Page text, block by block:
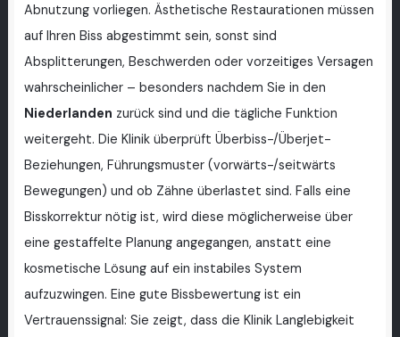
Abnutzung vorliegen. Ästhetische Restaurationen müssen
auf Ihren Biss abgestimmt sein, sonst sind
Absplitterungen, Beschwerden oder vorzeitiges Versagen
wahrscheinlicher – besonders nachdem Sie in den
Niederlanden zurück sind und die tägliche Funktion
weitergeht. Die Klinik überprüft Überbiss-/Überjet-
Beziehungen, Führungsmuster (vorwärts-/seitwärts
Bewegungen) und ob Zähne überlastet sind. Falls eine
Bisskorrektur nötig ist, wird diese möglicherweise über
eine gestaffelte Planung angegangen, anstatt eine
kosmetische Lösung auf ein instabiles System
aufzuzwingen. Eine gute Bissbewertung ist ein
Vertrauenssignal: Sie zeigt, dass die Klinik Langlebigkeit